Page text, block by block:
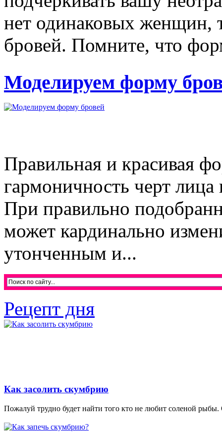
нет одинаковых женщин,
бровей. Помните, что
Моделируем форму
Правильная и красивая
гармоничность черт
При правильно
может кардинально
утонченным и...
Рецепт дня
Как засолить скумбрию
Пожалуй трудно будет найти того кто не любит соленой